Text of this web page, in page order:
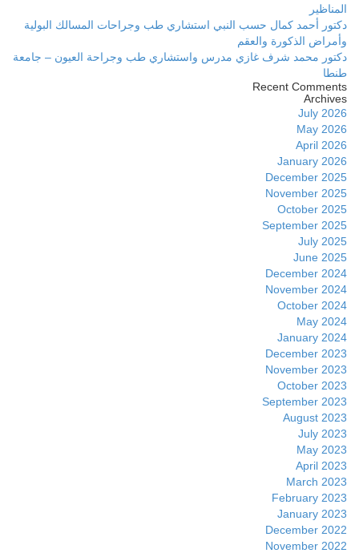
المناظير
دكتور أحمد كمال حسب النبي استشاري طب وجراحات المسالك البولية
وأمراض الذكورة والعقم
دكتور محمد شرف غازي مدرس واستشاري طب وجراحة العيون – جامعة
طنطا
Recent Comments
Archives
July 2026
May 2026
April 2026
January 2026
December 2025
November 2025
October 2025
September 2025
July 2025
June 2025
December 2024
November 2024
October 2024
May 2024
January 2024
December 2023
November 2023
October 2023
September 2023
August 2023
July 2023
May 2023
April 2023
March 2023
February 2023
January 2023
December 2022
November 2022